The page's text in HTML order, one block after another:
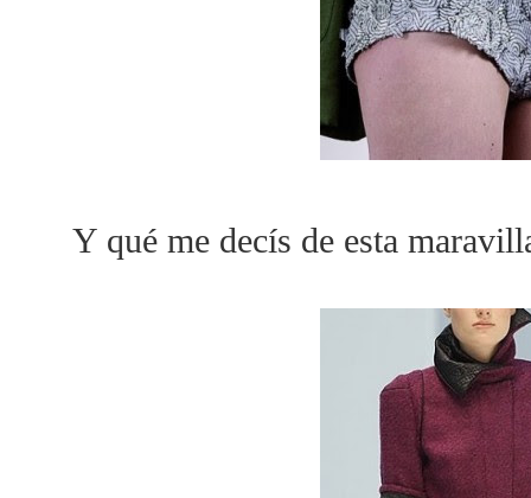
Y qué me decís de esta